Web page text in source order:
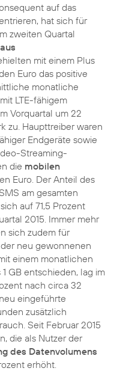
auf das
hat sich für
zweiten Quartal
mit einem Plus
Euro das positive
monatliche
LTE-fähigem
Vorquartal um 22
zu. Haupttreiber waren
Endgeräte sowie
Streaming-
die mobilen
Euro. Der Anteil des
am gesamten
auf 71,5 Prozent
2015. Immer mehr
sich zudem für
neu gewonnenen
einem monatlichen
GB entschieden, lag im
nach circa 32
eingeführte
zusätzlich
Seit Februar 2015
die als Nutzer der
des Datenvolumens
erhöht.